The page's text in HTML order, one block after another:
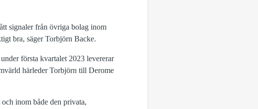
signaler från övriga bolag inom
bra, säger Torbjörn Backe.
första kvartalet 2023 levererar
härleder Torbjörn till Derome
inom både den privata,